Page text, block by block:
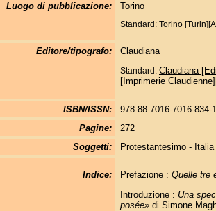
Luogo di pubblicazione:
Torino
Standard: Torino
Editore/tipografo: Claudiana
Standard: Claudiana
[Imprimerie
ISBN/ISSN:
978-88-7016-7016-834-1
Pagine:
272
Soggetti:
Protestantesimo -
Indice: Prefazione : Quelle tre
Introduzione : Una
posée»di Simone